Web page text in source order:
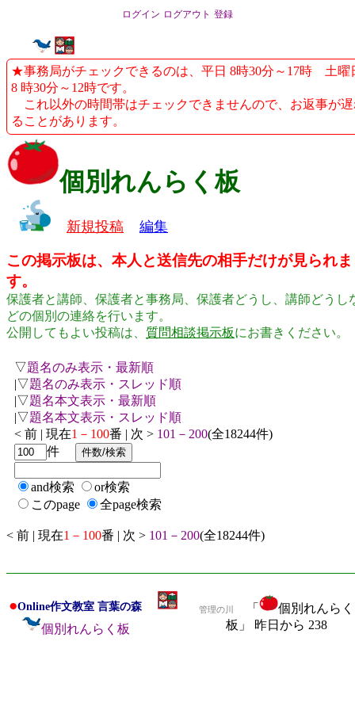
ログイン ログアウト 登録
★事務局がチェックできるのは、平日 8時30分～17時 土曜
8 時30分～12時です。
これ以外の時間帯はチェックできませんので、お返事が
ることがあります。
個別れんらく板
新規投稿 編集
この掲示板は、本人と送信先の相手だけが見られま
す。
保護者と講師、保護者と事務局、保護者どうし、講師どうし
どの個別の連絡を行います。
公開してもよい投稿は、 質問相談掲示板にお書きください。
▽題名のみ表示・最新順
|▽題名のみ表示・スレッド順
|▽題名本文表示・最新順
|▽題名本文表示・スレッド順
< 前 | 現在1－100番 | 次 > 101－200(全18244件)
件
and検索
or検索
このpage
全page検索
< 前 | 現在1－100番 | 次 > 101－200(全18244件)
●Online作文教室 言葉の森
個別れんらく板
管理の川 「
個別れんらく
板」 昨日から 238